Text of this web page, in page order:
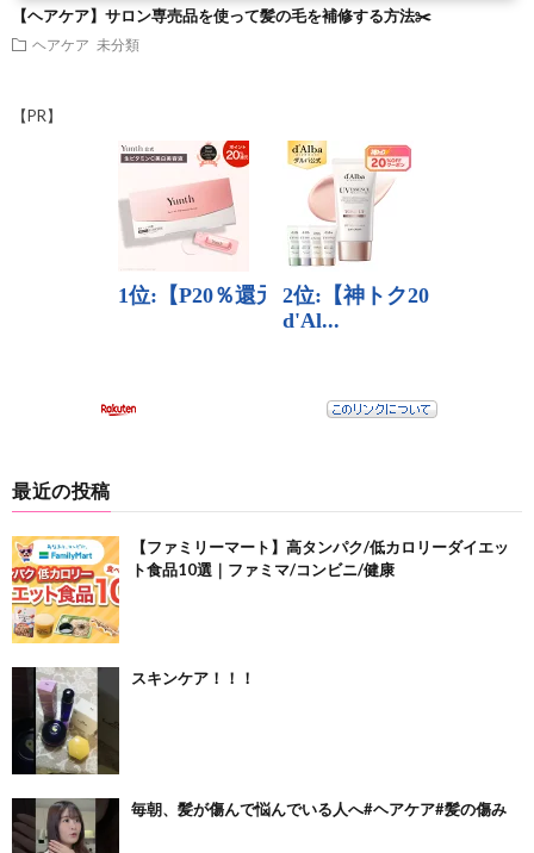
【ヘアケア】サロン専売品を使って髪の毛を補修する方法✂️
ヘアケア 未分類
【PR】
最近の投稿
【ファミリーマート】高タンパク/低カロリーダイエッ
ト食品10選｜ファミマ/コンビニ/健康
スキンケア！！！
毎朝、髪が傷んで悩んでいる人へ#ヘアケア#髪の傷み